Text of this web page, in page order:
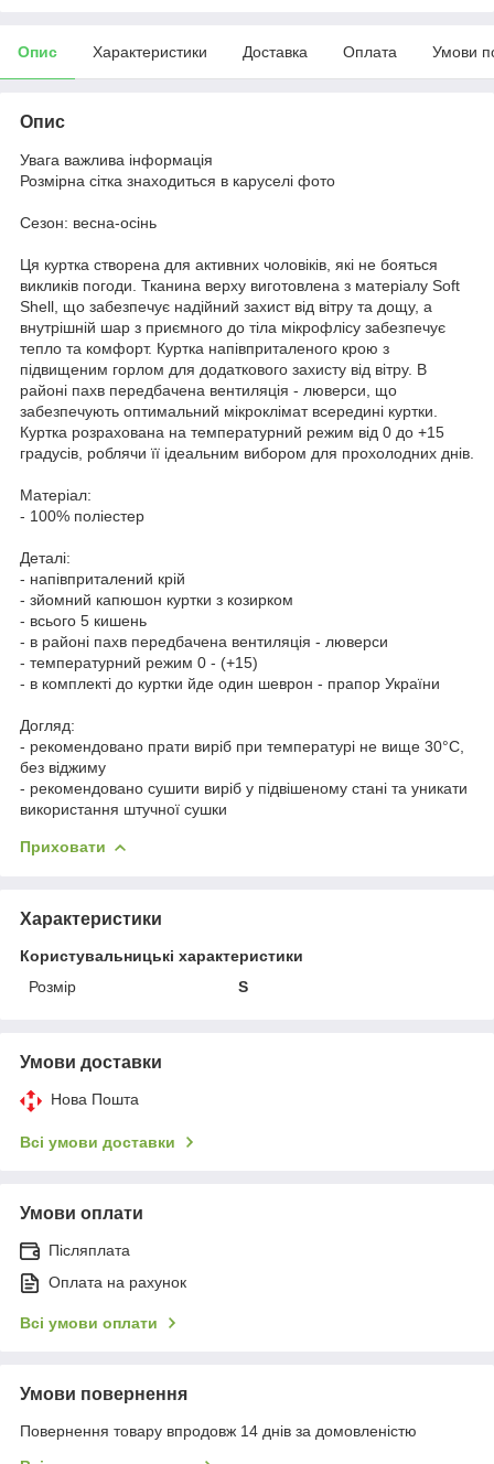
Опис Характеристики Доставка Оплата Умови
Опис
Увага важлива інформація
Розмірна сітка знаходиться в каруселі фото
Сезон: весна-осінь
Ця куртка створена для активних чоловіків, які не бояться
викликів погоди. Тканина верху виготовлена з матеріалу Soft
Shell, що забезпечує надійний захист від вітру та дощу, а
внутрішній шар з приємного до тіла мікрофлісу забезпечує
тепло та комфорт. Куртка напівприталеного крою з
підвищеним горлом для додаткового захисту від вітру. В
районі пахв передбачена вентиляція - люверси, що
забезпечують оптимальний мікроклімат всередині куртки.
Куртка розрахована на температурний режим від 0 до +15
градусів, роблячи її ідеальним вибором для прохолодних днів.
Матеріал:
- 100% поліестер
Деталі:
- напівприталений крій
- зйомний капюшон куртки з козирком
- всього 5 кишень
- в районі пахв передбачена вентиляція - люверси
- температурний режим 0 - (+15)
- в комплекті до куртки йде один шеврон - прапор України
Догляд:
- рекомендовано прати виріб при температурі не вище 30°C,
без віджиму
- рекомендовано сушити виріб у підвішеному стані та уникати
використання штучної сушки
Приховати
Характеристики
Користувальницькі характеристики
Розмір
S
Умови доставки
Нова Пошта
Всі умови доставки
Умови оплати
Післяплата
Оплата на рахунок
Всі умови оплати
Умови повернення
Повернення товару впродовж 14 днів за домовленістю